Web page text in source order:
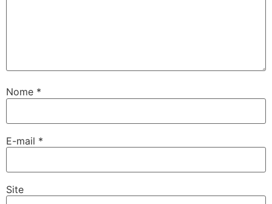
Nome *
E-mail *
Site